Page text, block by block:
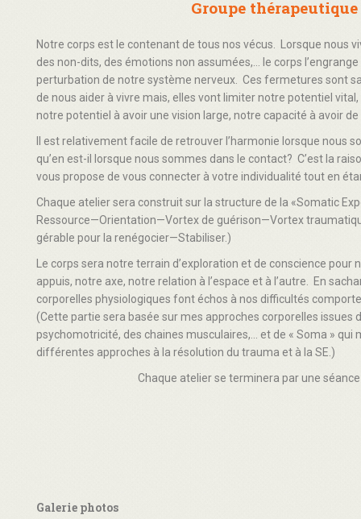
Groupe thérapeutique
Notre corps est le contenant de tous nos vécus. Lorsque nous
des non-dits, des émotions non assumées,… le corps
perturbation de notre système nerveux. Ces fermetures sont
de nous aider à vivre mais, elles vont limiter notre potentiel
notre potentiel à avoir une vision large, notre capacité à avoir
Il est relativement facile de retrouver l’harmonie lorsque nous
qu’en est-il lorsque nous sommes dans le contact? C’est la
vous propose de vous connecter à votre individualité tout en
Chaque atelier sera construit sur la structure de la «Somatic
Ressource—Orientation—Vortex de guérison—Vortex
gérable pour la renégocier—Stabiliser.)
Le corps sera notre terrain d’exploration et de conscience pour
appuis, notre axe, notre relation à l’espace et à l’autre. En
corporelles physiologiques font échos à nos difficultés
(Cette partie sera basée sur mes approches corporelles issues
psychomotricité, des chaines musculaires,… et de « Soma » qui
différentes approches à la résolution du trauma et à la SE.)
Chaque atelier se terminera par une
Galerie photos